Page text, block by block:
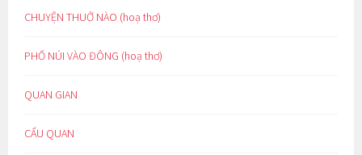
CHUYỆN THUỞ NÀO (hoạ thơ)
PHỐ NÚI VÀO ĐÔNG (hoạ thơ)
QUAN GIAN
CẨU QUAN